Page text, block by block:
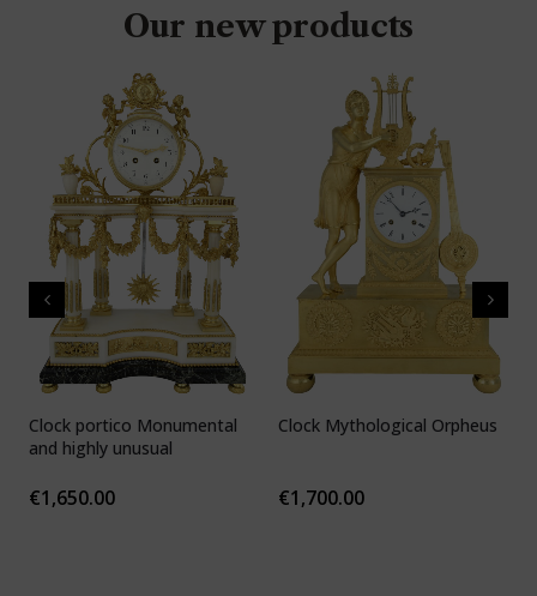
Our new products
Clock portico Monumental
and highly unusual
€1,650.00
Clock Mythological Orpheus
€1,700.00